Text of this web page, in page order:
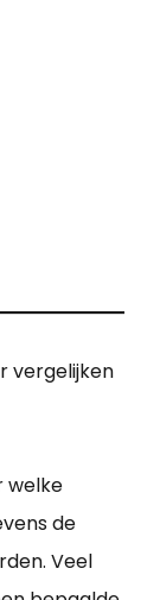
vergelijken
welke
de
Veel